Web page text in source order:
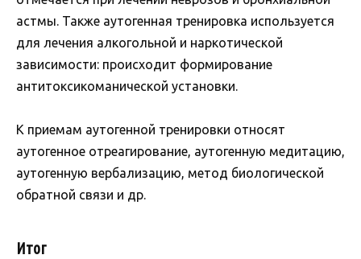
астмы. Также аутогенная тренировка используется
для лечения алкогольной и наркотической
зависимости: происходит формирование
антитоксикоманической установки.
К приемам аутогенной тренировки относят
аутогенное отреагирование, аутогенную медитацию,
аутогенную вербализацию, метод биологической
обратной связи и др.
Итог